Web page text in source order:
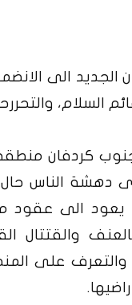
الجديد الى
السلام،
كردفان
الناس حال
يعود الى عقود
والقتتال
والتعرف على